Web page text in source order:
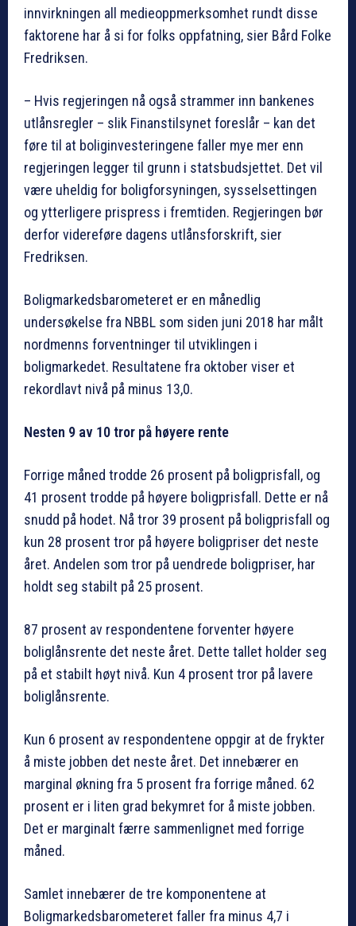
innvirkningen all medieoppmerksomhet rundt disse
faktorene har å si for folks oppfatning, sier Bård Folke
Fredriksen.
– Hvis regjeringen nå også strammer inn bankenes
utlånsregler – slik Finanstilsynet foreslår – kan det
føre til at boliginvesteringene faller mye mer enn
regjeringen legger til grunn i statsbudsjettet. Det vil
være uheldig for boligforsyningen, sysselsettingen
og ytterligere prispress i fremtiden. Regjeringen bør
derfor videreføre dagens utlånsforskrift, sier
Fredriksen.
Boligmarkedsbarometeret er en månedlig
undersøkelse fra NBBL som siden juni 2018 har målt
nordmenns forventninger til utviklingen i
boligmarkedet. Resultatene fra oktober viser et
rekordlavt nivå på minus 13,0.
Nesten 9 av 10 tror på høyere rente
Forrige måned trodde 26 prosent på boligprisfall, og
41 prosent trodde på høyere boligprisfall. Dette er nå
snudd på hodet. Nå tror 39 prosent på boligprisfall og
kun 28 prosent tror på høyere boligpriser det neste
året. Andelen som tror på uendrede boligpriser, har
holdt seg stabilt på 25 prosent.
87 prosent av respondentene forventer høyere
boliglånsrente det neste året. Dette tallet holder seg
på et stabilt høyt nivå. Kun 4 prosent tror på lavere
boliglånsrente.
Kun 6 prosent av respondentene oppgir at de frykter
å miste jobben det neste året. Det innebærer en
marginal økning fra 5 prosent fra forrige måned. 62
prosent er i liten grad bekymret for å miste jobben.
Det er marginalt færre sammenlignet med forrige
måned.
Samlet innebærer de tre komponentene at
Boligmarkedsbarometeret faller fra minus 4,7 i